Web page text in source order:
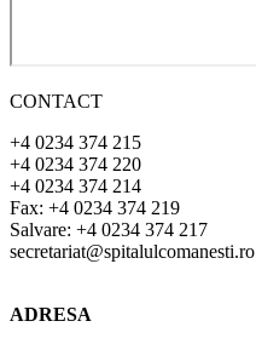
CONTACT
+4 0234 374 215
+4 0234 374 220
+4 0234 374 214
Fax: +4 0234 374 219
Salvare: +4 0234 374 217
secretariat@spitalulcomanesti.ro
ADRESA